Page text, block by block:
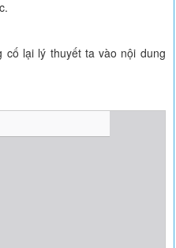
lại lý thuyết ta vào nội dung